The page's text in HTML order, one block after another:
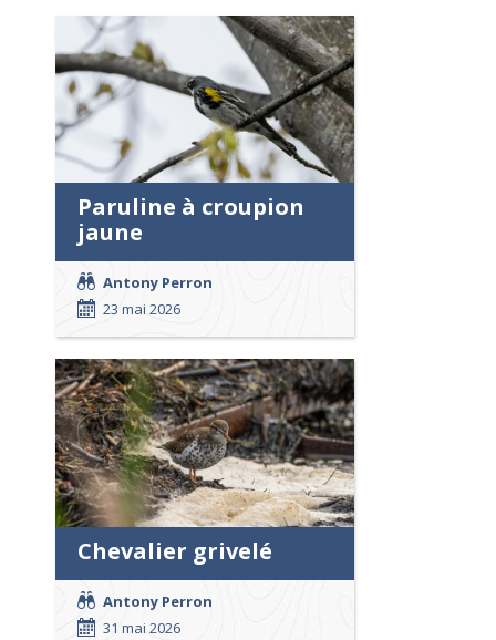
Paruline à croupion
jaune
Antony Perron
23 mai 2026
Chevalier grivelé
Antony Perron
31 mai 2026